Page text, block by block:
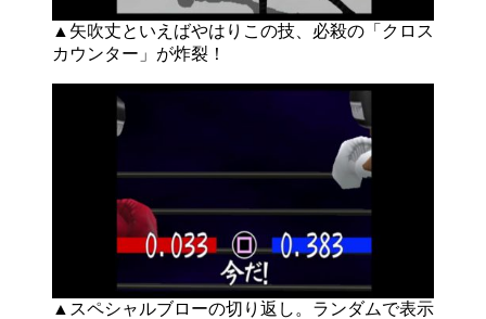
▲矢吹丈といえばやはりこの技、必殺の「クロス
カウンター」が炸裂！
▲スペシャルブローの切り返し。ランダムで表示